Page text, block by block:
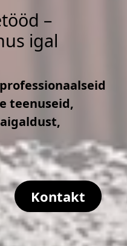
–
igal
teenuseid,
Kontakt